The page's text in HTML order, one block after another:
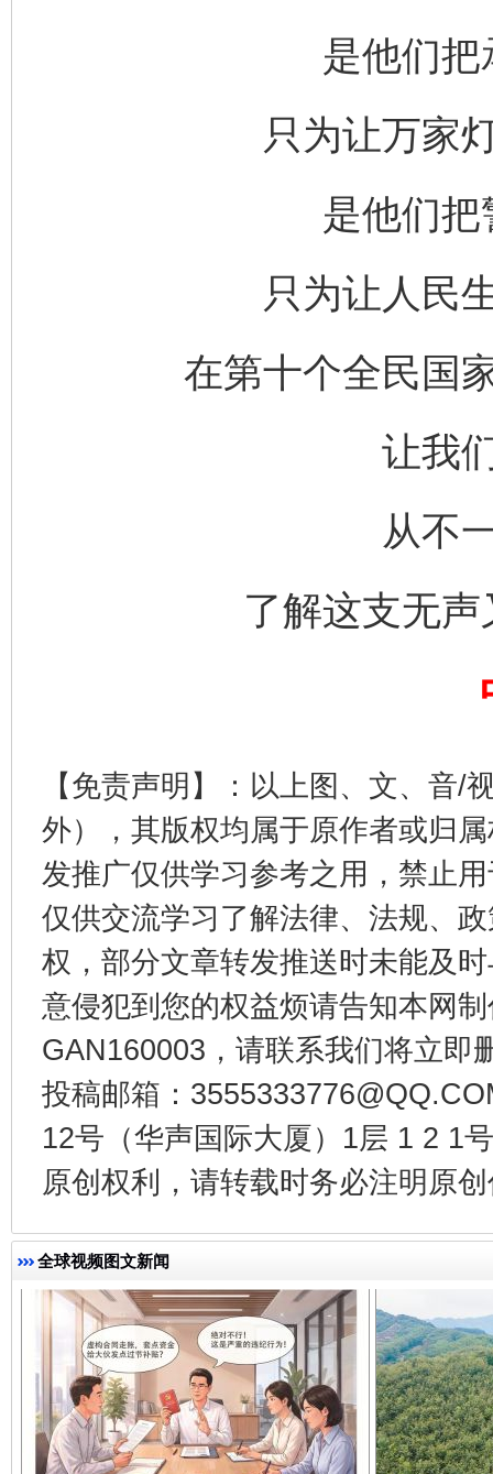
是他们
只为让万家
是他们
只为让人民
在第十个全民国
让我
从不
了解这支无
【免责声明】：以上图、文、音/
外），其版权均属于原作者或归
发推广仅供学习参考之用，禁止
仅供交流学习了解法律、法规、
权，部分文章转发推送时未能及
意侵犯到您的权益烦请告知本网
GAN160003，请联系我们将立即
投稿邮箱：
12号（华声国际大厦）1层 1 2 1
原创权利，请转载时务必注明原
全球视频图文新闻
一纸欠
东山县通报“牛蛙产品抗生素超标问题” 法
千年窑火 生生不息
揭开“小金库”的免责幌子